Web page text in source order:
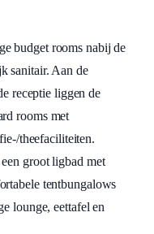
budget rooms nabij de
sanitair. Aan de
receptie liggen de
rooms met
theefaciliteiten.
groot ligbad met
tentbungalows
lounge, eettafel en